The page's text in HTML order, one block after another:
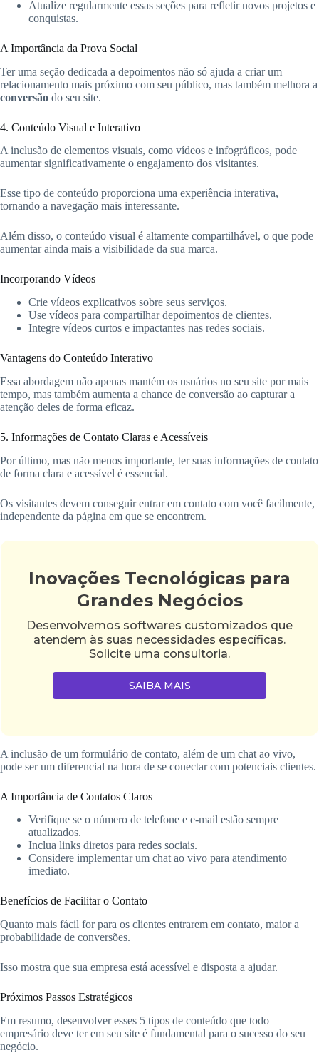
Atualize regularmente essas seções para refletir novos projetos e
conquistas.
A Importância da Prova Social
Ter uma seção dedicada a depoimentos não só ajuda a criar um
relacionamento mais próximo com seu público, mas também melhora a
conversão do seu site.
4. Conteúdo Visual e Interativo
A inclusão de elementos visuais, como vídeos e infográficos, pode
aumentar significativamente o engajamento dos visitantes.
Esse tipo de conteúdo proporciona uma experiência interativa,
tornando a navegação mais interessante.
Além disso, o conteúdo visual é altamente compartilhável, o que pode
aumentar ainda mais a visibilidade da sua marca.
Incorporando Vídeos
Crie vídeos explicativos sobre seus serviços.
Use vídeos para compartilhar depoimentos de clientes.
Integre vídeos curtos e impactantes nas redes sociais.
Vantagens do Conteúdo Interativo
Essa abordagem não apenas mantém os usuários no seu site por mais
tempo, mas também aumenta a chance de conversão ao capturar a
atenção deles de forma eficaz.
5. Informações de Contato Claras e Acessíveis
Por último, mas não menos importante, ter suas informações de contato
de forma clara e acessível é essencial.
Os visitantes devem conseguir entrar em contato com você facilmente,
independente da página em que se encontrem.
Inovações Tecnológicas para
Grandes Negócios
Desenvolvemos softwares customizados que
atendem às suas necessidades específicas.
Solicite uma consultoria.
SAIBA MAIS
A inclusão de um formulário de contato, além de um chat ao vivo,
pode ser um diferencial na hora de se conectar com potenciais clientes.
A Importância de Contatos Claros
Verifique se o número de telefone e e-mail estão sempre
atualizados.
Inclua links diretos para redes sociais.
Considere implementar um chat ao vivo para atendimento
imediato.
Benefícios de Facilitar o Contato
Quanto mais fácil for para os clientes entrarem em contato, maior a
probabilidade de conversões.
Isso mostra que sua empresa está acessível e disposta a ajudar.
Próximos Passos Estratégicos
Em resumo, desenvolver esses 5 tipos de conteúdo que todo
empresário deve ter em seu site é fundamental para o sucesso do seu
negócio.